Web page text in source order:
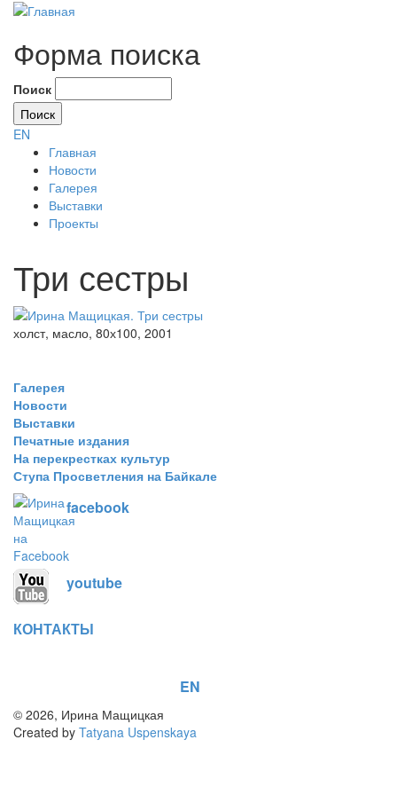
Форма поиска
Поиск
EN
Главная
Новости
Галерея
Выставки
Проекты
Три сестры
холст, масло, 80х100, 2001
Галерея
Новости
Выставки
Печатные издания
На перекрестках культур
Ступа Просветления на Байкале
facebook
youtube
КОНТАКТЫ
EN
© 2026, Ирина Мащицкая
Created by Tatyana Uspenskaya